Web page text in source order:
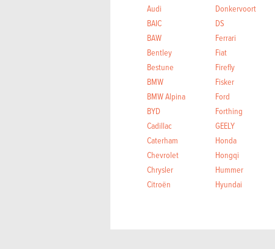
Audi
BAIC
BAW
Bentley
Bestune
BMW
BMW Alpina
BYD
Cadillac
Caterham
Chevrolet
Chrysler
Citroën
Donkervoort
DS
Ferrari
Fiat
Firefly
Fisker
Ford
Forthing
GEELY
Honda
Hongqi
Hummer
Hyundai